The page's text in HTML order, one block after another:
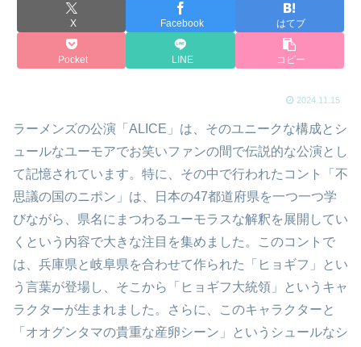
X Facebook はてブ
Pocket LINE コピー
2024.11.15
ラーメンズの公演「ALICE」は、そのユニークな構成とシ
ュールなユーモアでお笑いファンの間で伝説的な公演とし
て記憶されています。特に、その中で行われたコント「不
思議の国のニポン」は、日本の47都道府県を一つ一つ学
びながら、県名にまつわるユーモラスな解釈を展開してい
くという内容で大きな注目を集めました。このコントで
は、兵庫県と岐阜県を合わせて作られた「ヒョギフ」とい
う言葉が登場し、そこから「ヒョギフ大統領」というキャ
ラクターが生まれました。さらに、このキャラクターと
「オオグンタマの貴重な産卵シーン」というシュールなシ